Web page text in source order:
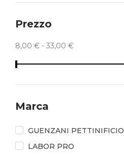
Prezzo
8,00 € - 33,00 €
Marca
GUENZANI PETTINIFICIO
LABOR PRO